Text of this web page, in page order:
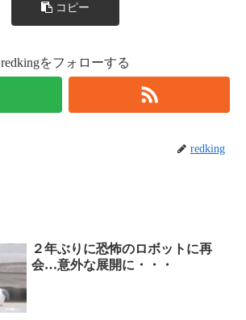
コピー
redkingをフォローする
redking
２年ぶりに恐怖のロボットに再
会…意外な展開に・・・